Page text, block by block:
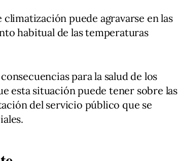
puede agravarse en las
habitual de las temperaturas
para la salud de los
esta situación puede tener sobre las
del servicio público que se